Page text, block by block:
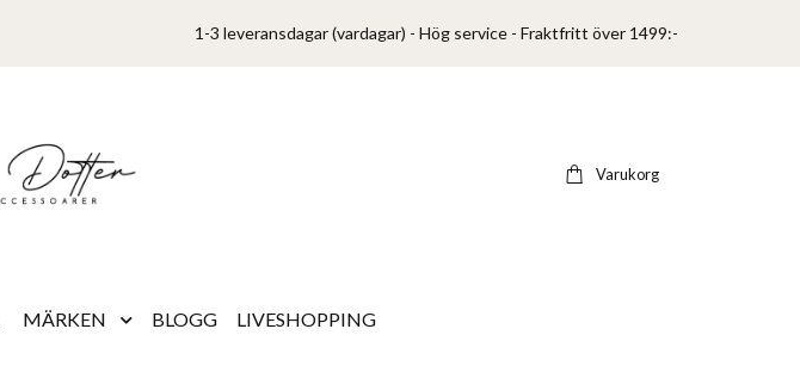
1-3 leveransdagar (vardagar) - Hög service - Fraktfritt över 1499:-
Varukorg
MÄRKEN BLOGG LIVESHOPPING